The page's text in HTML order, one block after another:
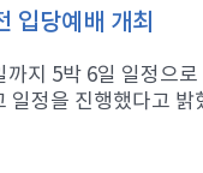
입당예배 개최
지 5박 6일 일정으
일정을 진행했다고 밝